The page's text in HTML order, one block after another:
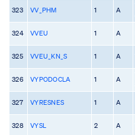
323 VV_PHM 1 A
324 VVEU 1 A
325 VVEU_KN_S 1 A
326 VYPODOCLA 1 A
327 VYRESNES 1 A
328 VYSL 2 A